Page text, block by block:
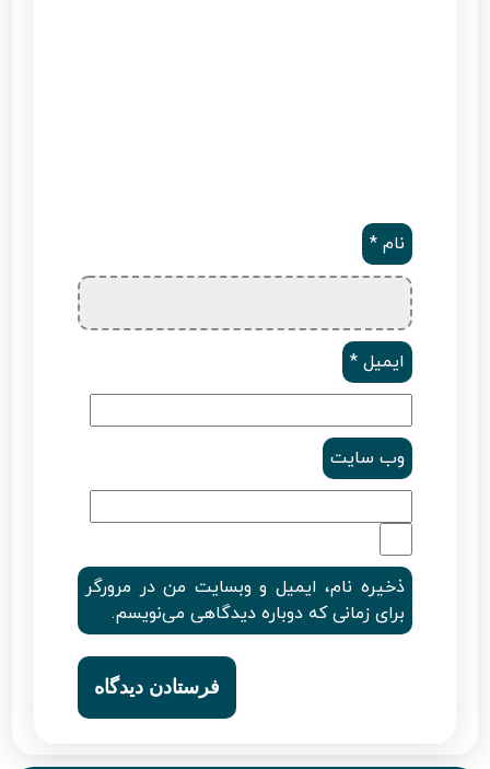
نام*
ایمیل*
وب‌ سایت
ذخیره نام، ایمیل و وبسایت من در مرورگر
برای زمانی که دوباره دیدگاهی می‌نویسم.